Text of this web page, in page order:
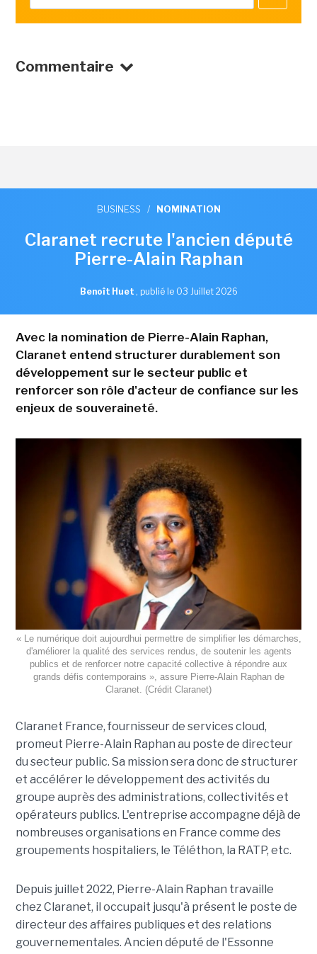
Commentaire
BUSINESS / NOMINATION
Claranet recrute l'ancien député
Pierre-Alain Raphan
Benoît Huet , publié le 03 Juillet 2026
Avec la nomination de Pierre-Alain Raphan,
Claranet entend structurer durablement son
développement sur le secteur public et
renforcer son rôle d'acteur de confiance sur les
enjeux de souveraineté.
« Le numérique doit aujourdhui permettre de simplifier les démarches,
d'améliorer la qualité des services rendus, de soutenir les agents
publics et de renforcer notre capacité collective à répondre aux
grands défis contemporains », assure Pierre-Alain Raphan de
Claranet. (Crédit Claranet)
Claranet France, fournisseur de services cloud,
promeut Pierre-Alain Raphan au poste de directeur
du secteur public. Sa mission sera donc de structurer
et accélérer le développement des activités du
groupe auprès des administrations, collectivités et
opérateurs publics. L'entreprise accompagne déjà de
nombreuses organisations en France comme des
groupements hospitaliers, le Téléthon, la RATP, etc.
Depuis juillet 2022, Pierre-Alain Raphan travaille
chez Claranet, il occupait jusqu'à présent le poste de
directeur des affaires publiques et des relations
gouvernementales. Ancien député de l'Essonne